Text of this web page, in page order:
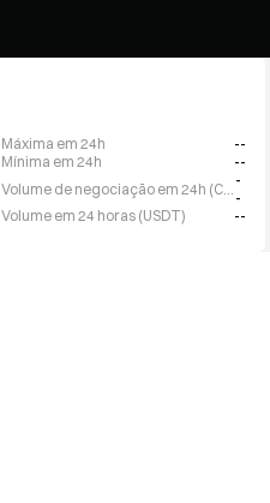
Máxima em 24h
--
Mínima em 24h
--
-
-
Volume em 24 horas (USDT)
--